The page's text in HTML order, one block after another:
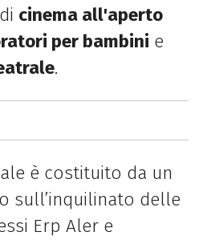
cinema all'aperto
per bambini e
.
è costituito da un
sull’inquilinato delle
Erp Aler e